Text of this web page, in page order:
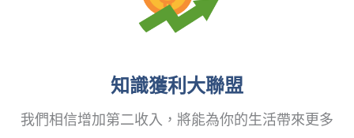
知識獲利大聯盟
我們相信增加第二收入，將能為你的生活帶來更多